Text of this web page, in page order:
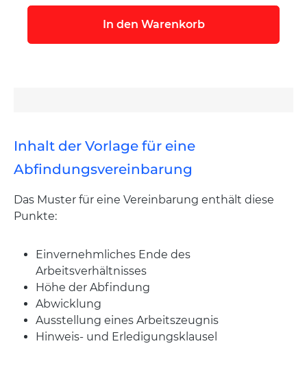
In den Warenkorb
Inhalt der Vorlage für eine
Abfindungsvereinbarung
Das Muster für eine Vereinbarung enthält diese
Punkte:
Einvernehmliches Ende des
Arbeitsverhältnisses
Höhe der Abfindung
Abwicklung
Ausstellung eines Arbeitszeugnis
Hinweis- und Erledigungsklausel